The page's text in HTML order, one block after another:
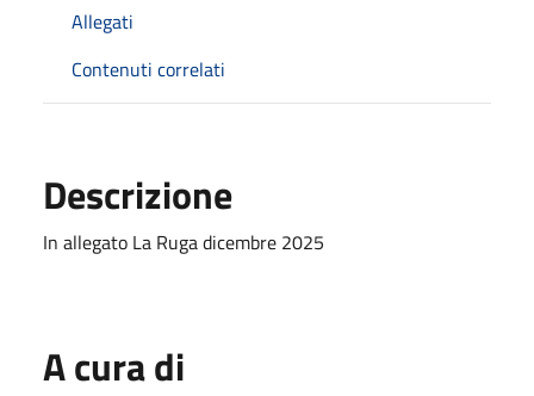
Allegati
Contenuti correlati
Descrizione
In allegato La Ruga dicembre 2025
A cura di